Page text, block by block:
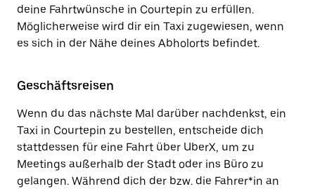
deine Fahrtwünsche in Courtepin zu erfüllen.
Möglicherweise wird dir ein Taxi zugewiesen, wenn
es sich in der Nähe deines Abholorts befindet.
Geschäftsreisen
Wenn du das nächste Mal darüber nachdenkst, ein
Taxi in Courtepin zu bestellen, entscheide dich
stattdessen für eine Fahrt über UberX, um zu
Meetings außerhalb der Stadt oder ins Büro zu
gelangen. Während dich der bzw. die Fahrer*in an